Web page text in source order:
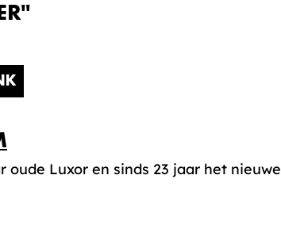
Luxor en sinds 23 jaar het nieuwe